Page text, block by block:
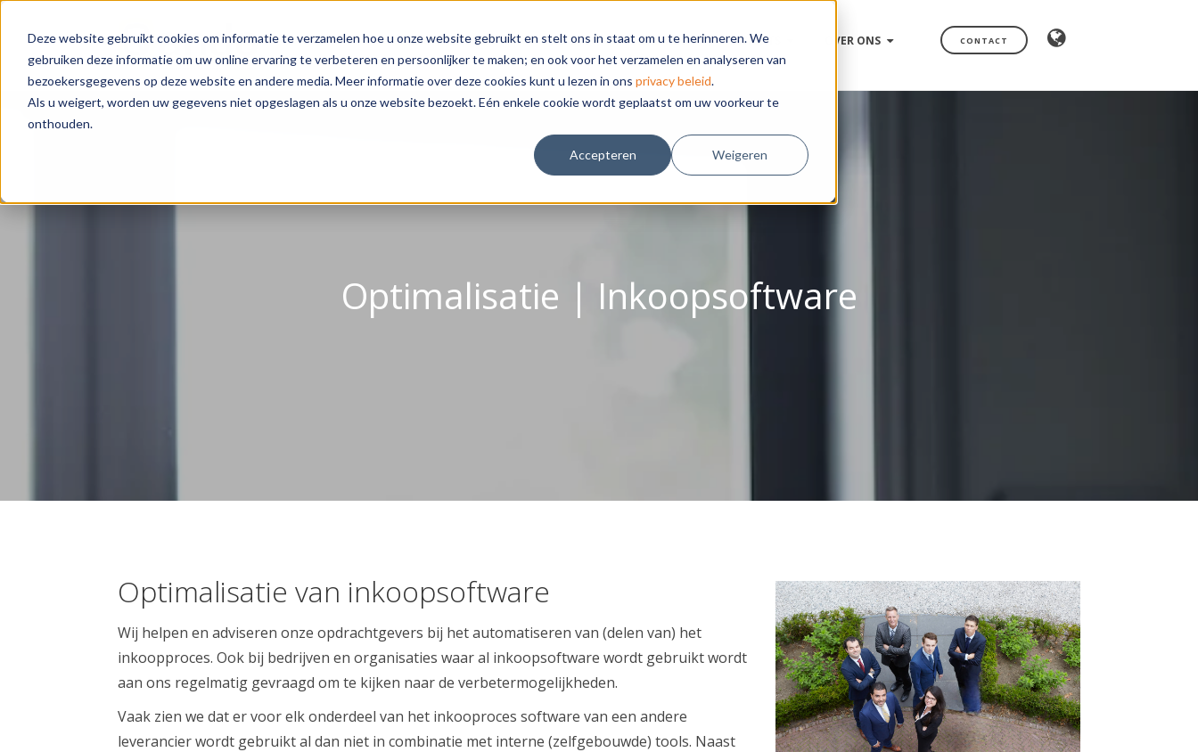
Deze website gebruikt cookies om informatie te verzamelen hoe u onze website gebruikt en stelt ons in staat om u te herinneren. We
gebruiken deze informatie om uw online ervaring te verbeteren en persoonlijker te maken; en ook voor het verzamelen en analyseren van
bezoekersgegevens op deze website en andere media. Meer informatie over deze cookies kunt u lezen in ons privacy beleid.
Als u weigert, worden uw gegevens niet opgeslagen als u onze website bezoekt. Eén enkele cookie wordt geplaatst om uw voorkeur te
onthouden.
Accepteren Weigeren
DIGITALISERING THEMA'S KLANTEN INSIGHTS OVER ONS CONTACT
Optimalisatie | Inkoopsoftware
Optimalisatie van inkoopsoftware
Wij helpen en adviseren onze opdrachtgevers bij het automatiseren van (delen van) het
inkoopproces. Ook bij bedrijven en organisaties waar al inkoopsoftware wordt gebruikt wordt
aan ons regelmatig gevraagd om te kijken naar de verbetermogelijkheden.
Vaak zien we dat er voor elk onderdeel van het inkooproces software van een andere
leverancier wordt gebruikt al dan niet in combinatie met interne (zelfgebouwde) tools. Naast